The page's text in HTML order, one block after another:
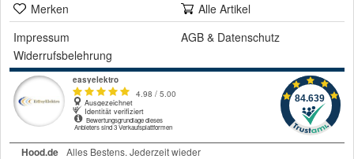
Merken
Alle Artikel
Impressum
AGB & Datenschutz
Widerrufsbelehrung